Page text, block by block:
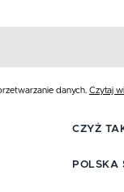
danych. Czytaj
CZYŻ
POLSKA